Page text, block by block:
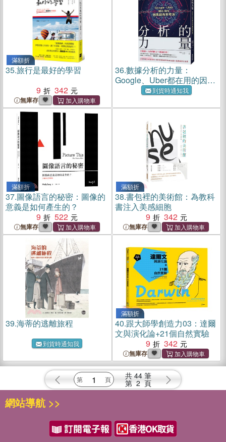
滿額折
35.旅行是最好的學習
9
342
無庫存
36.數據分析的力量：
Google、Uber都在用的因果
關係思考法到貨時通知我
滿額折
37.圖像語言的秘密：圖像的
意義是如何產生的？
9
522
無庫存
滿額折
38.書包裡的美術館：為教科
書注入美感細胞
9
342
無庫存
39.海蒂的逃離旅程
到貨時通知我
滿額折
40.跟大師學創造力03：達爾
文與演化論+21個自然實驗
9
342
無庫存
共 44 筆
第 2 頁
網站導航 >>